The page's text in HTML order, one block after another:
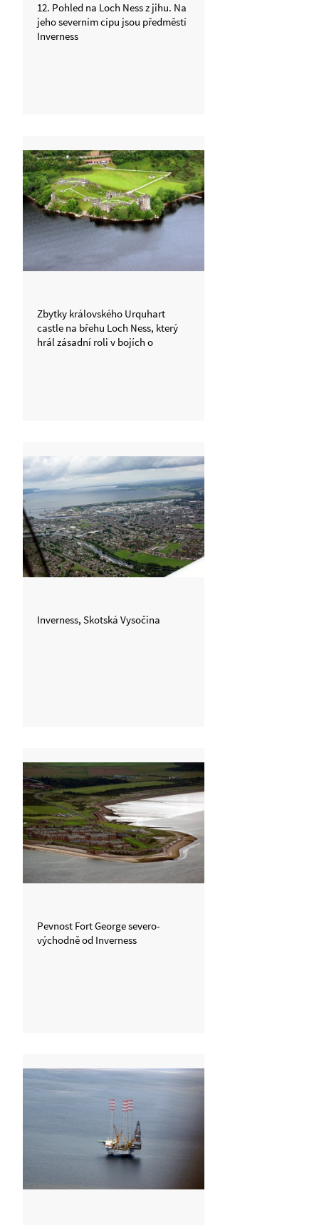
12. Pohled na Loch Ness z jihu. Na
jeho severním cípu jsou předměstí
Inverness
Zbytky královského Urquhart
castle na břehu Loch Ness, který
hrál zásadní roli v bojích o
Inverness, Skotská Vysočina
Pevnost Fort George severo-
východně od Inverness